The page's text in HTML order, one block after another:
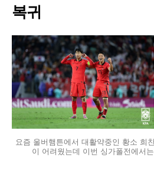
복귀
요즘 울버햄튼에서 대활약중인 황소 희
이 어려웠는데 이번 싱가폴전에서